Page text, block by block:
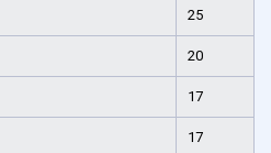
25
20
17
17